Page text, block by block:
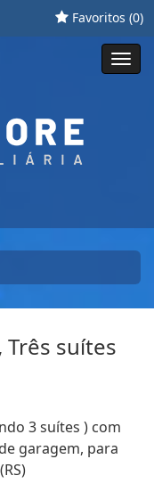
Favoritos (0)
Três suítes
3 suítes ) com
garagem, para